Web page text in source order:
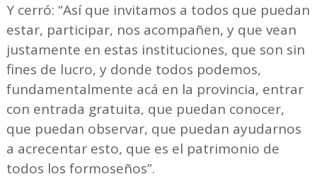
Y cerró: “Así que invitamos a todos que puedan
estar, participar, nos acompañen, y que vean
justamente en estas instituciones, que son sin
fines de lucro, y donde todos podemos,
fundamentalmente acá en la provincia, entrar
con entrada gratuita, que puedan conocer,
que puedan observar, que puedan ayudarnos
a acrecentar esto, que es el patrimonio de
todos los formoseños”.